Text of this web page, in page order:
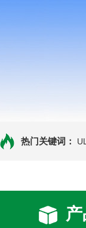
热门关键词：